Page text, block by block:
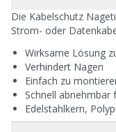
Die Kabelschutz
Strom- oder
Wirksame Lösung
Verhindert Nagen
Einfach zu
Schnell abnehmbar
Edelstahlkern,